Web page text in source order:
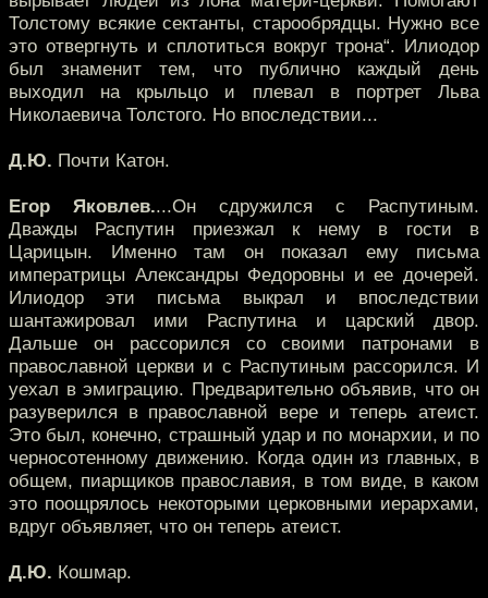
Толстому всякие сектанты, старообрядцы. Нужно все
это отвергнуть и сплотиться вокруг трона“. Илиодор
был знаменит тем, что публично каждый день
выходил на крыльцо и плевал в портрет Льва
Николаевича Толстого. Но впоследствии...
Д.Ю. Почти Катон.
Егор Яковлев....Он сдружился с Распутиным.
Дважды Распутин приезжал к нему в гости в
Царицын. Именно там он показал ему письма
императрицы Александры Федоровны и ее дочерей.
Илиодор эти письма выкрал и впоследствии
шантажировал ими Распутина и царский двор.
Дальше он рассорился со своими патронами в
православной церкви и с Распутиным рассорился. И
уехал в эмиграцию. Предварительно объявив, что он
разуверился в православной вере и теперь атеист.
Это был, конечно, страшный удар и по монархии, и по
черносотенному движению. Когда один из главных, в
общем, пиарщиков православия, в том виде, в каком
это поощрялось некоторыми церковными иерархами,
вдруг объявляет, что он теперь атеист.
Д.Ю. Кошмар.